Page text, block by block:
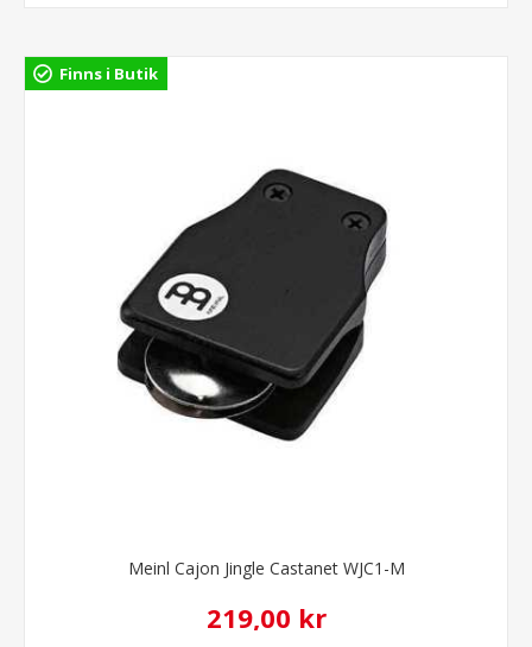
Finns i Butik
Meinl Cajon Jingle Castanet WJC1-M
219,00 kr